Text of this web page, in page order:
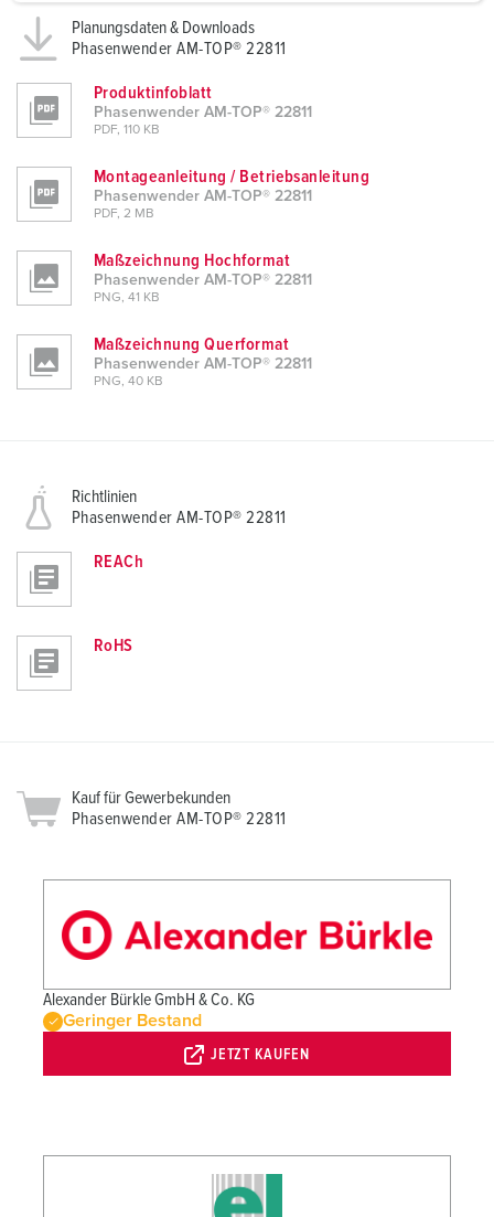
h
l
Planungsdaten & Downloads
Phasenwender AM-TOP® 22811
Produktinfoblatt
Phasenwender AM-TOP® 22811
PDF, 110 KB
Montageanleitung / Betriebsanleitung
Phasenwender AM-TOP® 22811
PDF, 2 MB
Maßzeichnung Hochformat
Phasenwender AM-TOP® 22811
PNG, 41 KB
Maßzeichnung Querformat
Phasenwender AM-TOP® 22811
PNG, 40 KB
Richtlinien
Phasenwender AM-TOP® 22811
REACh
RoHS
Kauf für Gewerbekunden
Phasenwender AM-TOP® 22811
Alexander Bürkle GmbH & Co. KG
Geringer Bestand
JETZT KAUFEN